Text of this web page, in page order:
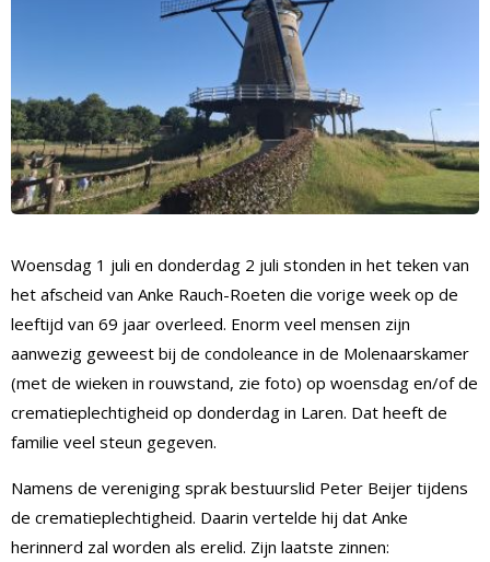
Woensdag 1 juli en donderdag 2 juli stonden in het teken van
het afscheid van Anke Rauch-Roeten die vorige week op de
leeftijd van 69 jaar overleed. Enorm veel mensen zijn
aanwezig geweest bij de condoleance in de Molenaarskamer
(met de wieken in rouwstand, zie foto) op woensdag en/of de
crematieplechtigheid op donderdag in Laren. Dat heeft de
familie veel steun gegeven.
Namens de vereniging sprak bestuurslid Peter Beijer tijdens
de crematieplechtigheid. Daarin vertelde hij dat Anke
herinnerd zal worden als erelid. Zijn laatste zinnen: